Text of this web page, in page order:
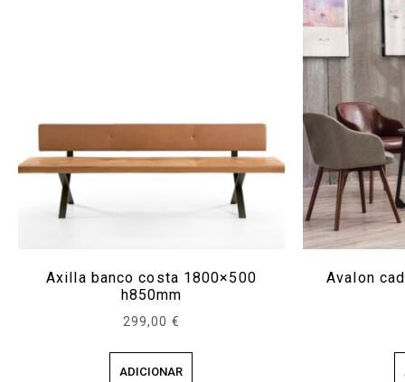
Axilla banco costa 1800×500
h850mm
299,00 €
ADICIONAR
Avalon